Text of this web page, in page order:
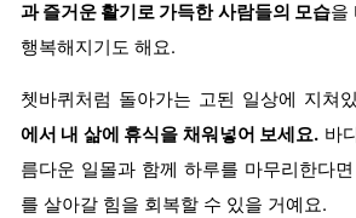
과 즐거운 활기로 가득한 사람들의 모습을
행복해지기도 해요.
쳇바퀴처럼 돌아가는 고된 일상에 지쳐
에서 내 삶에 휴식을 채워넣어 보세요. 바
름다운 일몰과 함께 하루를 마무리한다
를 살아갈 힘을 회복할 수 있을 거예요.